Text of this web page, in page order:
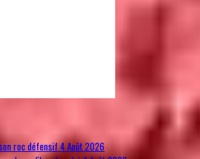
roc défensif4 Août 2026